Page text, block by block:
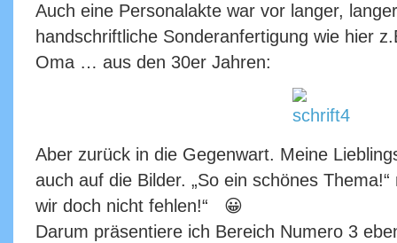
Auch eine Personalakte war vor langer,
handschriftliche Sonderanfertigung wie hier
Oma … aus den 30er Jahren:
Aber zurück in die Gegenwart. Meine
auch auf die Bilder. „So ein schönes
wir doch nicht fehlen!“ 😀
Darum präsentiere ich Bereich Numero 3